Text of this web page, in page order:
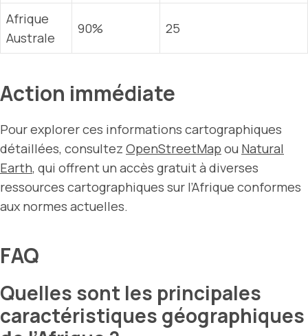
Afrique
Australe
90% 25
Action immédiate
Pour explorer ces informations cartographiques
détaillées, consultez OpenStreetMap ou Natural
Earth, qui offrent un accès gratuit à diverses
ressources cartographiques sur l’Afrique conformes
aux normes actuelles.
FAQ
Quelles sont les principales
caractéristiques géographiques